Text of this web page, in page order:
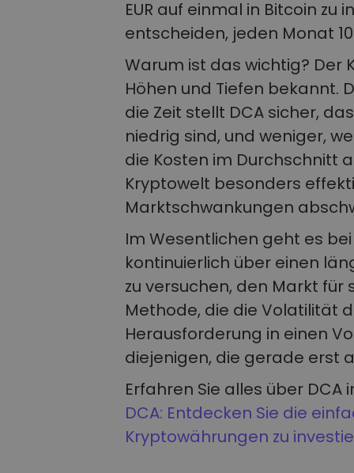
EUR auf einmal in Bitcoin zu
entscheiden, jeden Monat
Warum ist das wichtig?
Höhen und Tiefen bekannt.
die Zeit stellt DCA sicher,
niedrig sind, und weniger,
die Kosten im Durchschnitt
Kryptowelt besonders
Marktschwankungen
Im Wesentlichen geht es bei
kontinuierlich über einen
zu versuchen, den Markt für
Methode, die die Volatilität
Herausforderung in einen
diejenigen, die gerade erst
Erfahren Sie alles über DCA
DCA: Entdecken Sie die
Kryptowährungen zu